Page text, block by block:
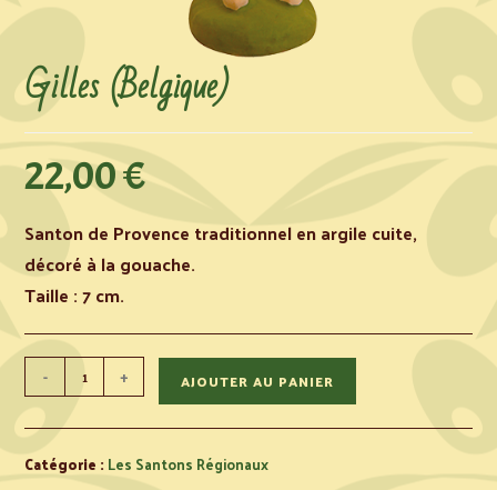
Gilles (Belgique)
22,00€
Santon de Provence traditionnel en argile cuite,
décoré à la gouache.
Taille : 7 cm.
- + AJOUTER AU PANIER
Catégorie : Les Santons Régionaux